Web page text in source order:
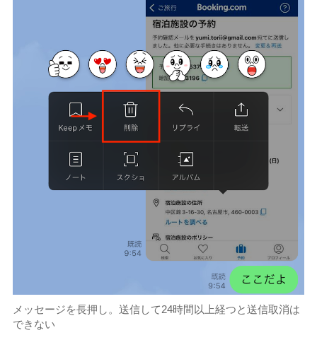
メッセージを長押し。送信して24時間以上経つと送信取消は
できない